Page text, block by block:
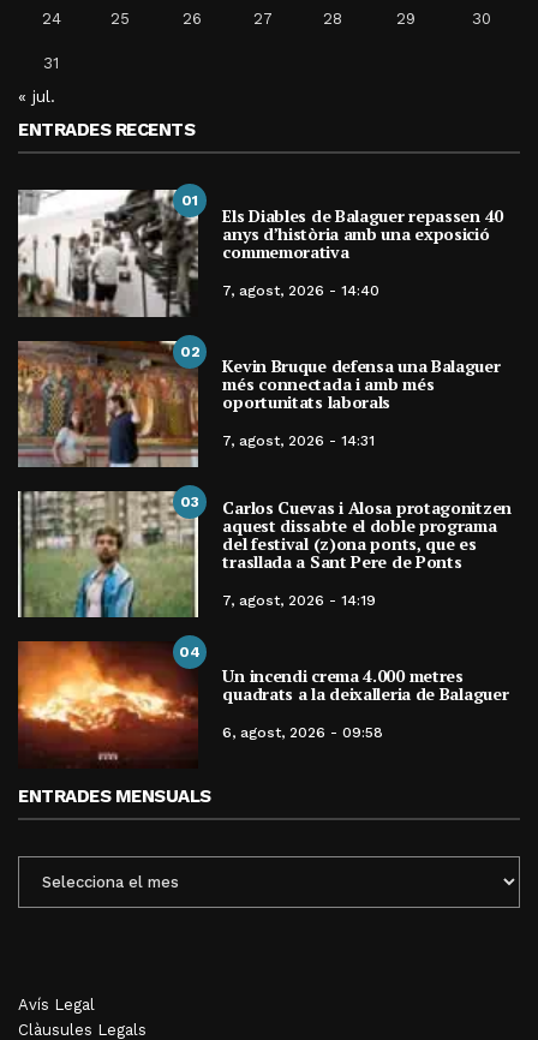
24 25 26 27 28 29 30
31
« jul.
ENTRADES RECENTS
01
Els Diables de Balaguer repassen 40
anys d’història amb una exposició
commemorativa
7, agost, 2026 - 14:40
02
Kevin Bruque defensa una Balaguer
més connectada i amb més
oportunitats laborals
7, agost, 2026 - 14:31
03 Carlos Cuevas i Alosa protagonitzen
aquest dissabte el doble programa
del festival (z)ona ponts, que es
trasllada a Sant Pere de Ponts
7, agost, 2026 - 14:19
04
Un incendi crema 4.000 metres
quadrats a la deixalleria de Balaguer
6, agost, 2026 - 09:58
ENTRADES MENSUALS
MENSUALS
Avís Legal
Clàusules Legals